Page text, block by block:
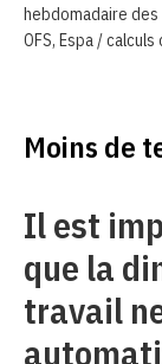
hebdomadaire des
OFS, Espa /
Moins de
Il est
que la
travail